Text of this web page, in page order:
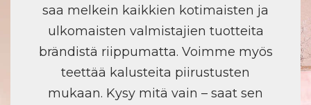
saa melkein kaikkien kotimaisten ja
ulkomaisten valmistajien tuotteita
brändistä riippumatta. Voimme myös
teettää kalusteita piirustusten
mukaan. Kysy mitä vain – saat sen